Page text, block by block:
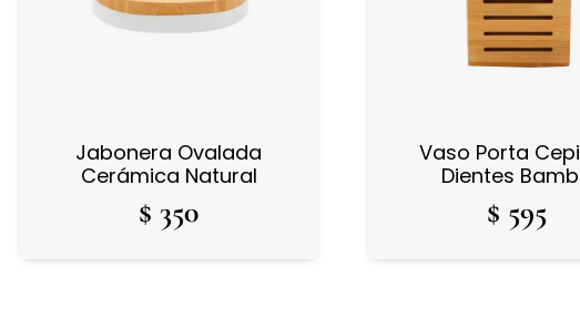
Jabonera Ovalada
Cerámica Natural
$ 350
Vaso Porta
Dientes
$ 595